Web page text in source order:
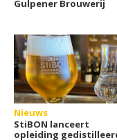
Gulpener Brouwerij
Nieuws
StiBON lanceert
opleiding